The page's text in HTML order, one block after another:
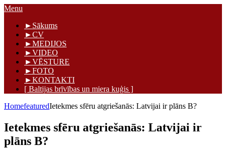
Skip
content
Māris Graudiņš
Menu
►Sākums
►CV
►MEDIJOS
►VIDEO
►VĒSTURE
►FOTO
►KONTAKTI
[ Baltijas brīvības un miera kuģis ]
HomefeaturedIetekmes sfēru atgriešanās: Latvijai ir plāns B?
Ietekmes sfēru atgriešanās: Latvijai ir
plāns B?